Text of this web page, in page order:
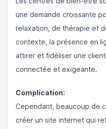
une demande croissante
relaxation, de thérapie et
contexte, la présence en
attirer et fidéliser une
connectée et exigeante.
Complication:
Cependant, beaucoup de
créer un site internet qui